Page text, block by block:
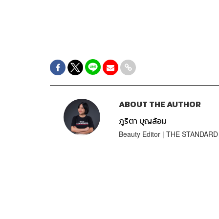
ABOUT THE AUTHOR
ภูริตา บุญล้อม
Beauty Editor | THE